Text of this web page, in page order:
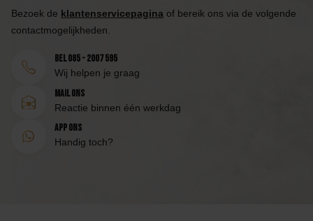
Bezoek de klantenservicepagina of bereik ons via de volgende
contactmogelijkheden.
Bel 085 - 2007 595
Wij helpen je graag
Mail ons
Reactie binnen één werkdag
App ons
Handig toch?